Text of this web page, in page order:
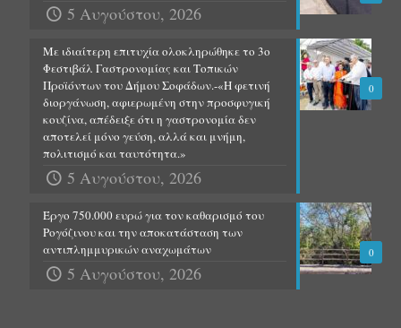
5 Αυγούστου, 2026
0
Με ιδιαίτερη επιτυχία ολοκληρώθηκε το 3ο
Φεστιβάλ Γαστρονομίας και Τοπικών
Προϊόντων του Δήμου Σοφάδων.-«Η φετινή
διοργάνωση, αφιερωμένη στην προσφυγική
κουζίνα, απέδειξε ότι η γαστρονομία δεν
αποτελεί μόνο γεύση, αλλά και μνήμη,
πολιτισμό και ταυτότητα.»
5 Αυγούστου, 2026
0
Έργο 750.000 ευρώ για τον καθαρισμό του
Ρογόζινου και την αποκατάσταση των
αντιπλημμυρικών αναχωμάτων
5 Αυγούστου, 2026